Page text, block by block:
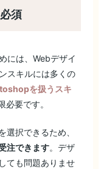
須
には、Webデザイ
スキルには多くの
を扱うスキ
必要です。
択できるため、
注できます。デザ
ても問題ありませ